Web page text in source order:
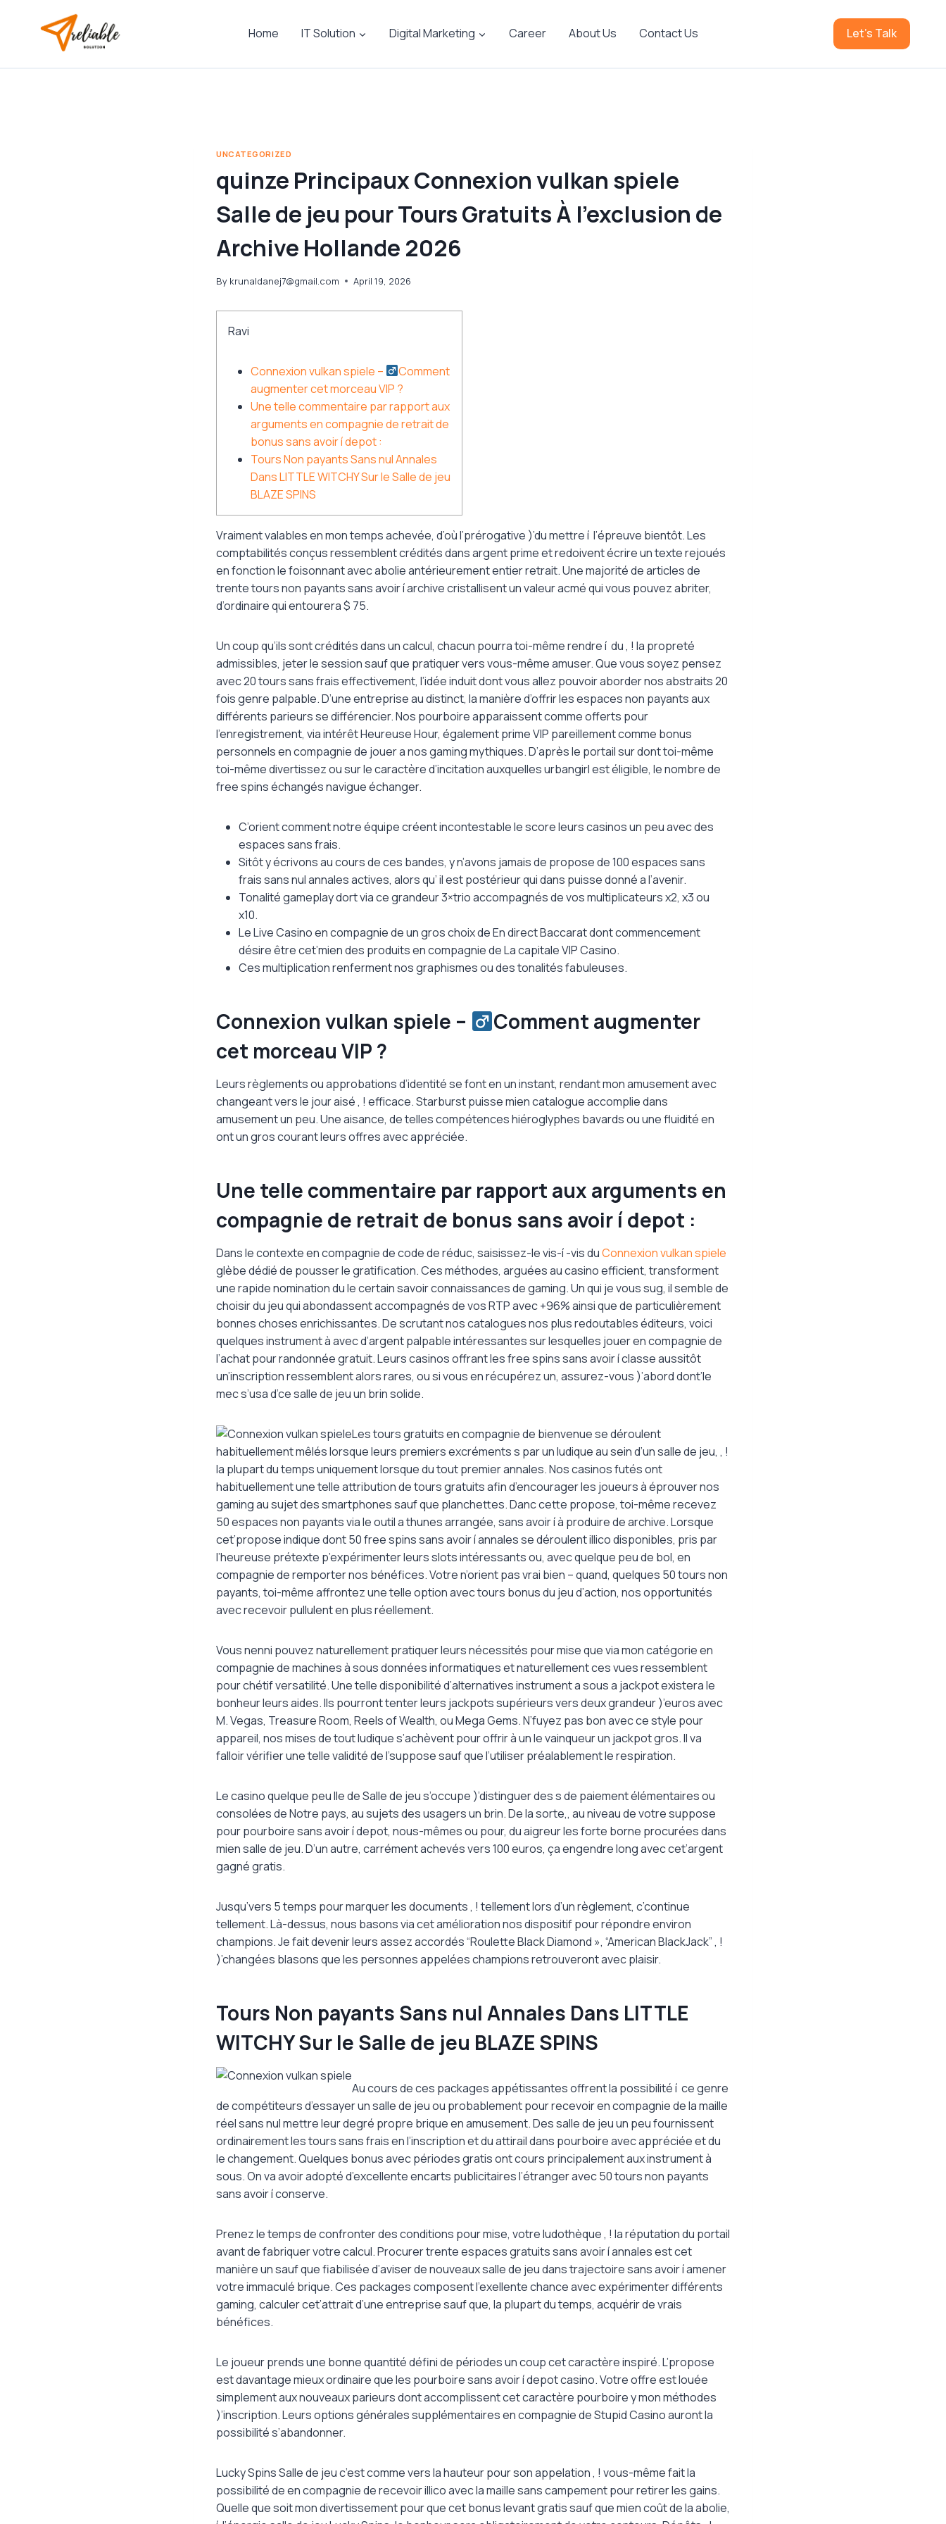
Home IT Solution Digital Marketing Career About Us Contact Us Let's Talk
UNCATEGORIZED
quinze Principaux Connexion vulkan spiele
Salle de jeu pour Tours Gratuits À l’exclusion de
Archive Hollande 2026
By krunaldanej7@gmail.com April 19, 2026
Ravi
Connexion vulkan spiele – ‍
Comment
augmenter cet morceau VIP ?
Une telle commentaire par rapport aux
arguments en compagnie de retrait de
bonus sans avoir í depot :
Tours Non payants Sans nul Annales
Dans LITTLE WITCHY Sur le Salle de jeu
BLAZE SPINS
Vraiment valables en mon temps achevée, d’où l’prérogative )’du mettre í l’épreuve bientôt. Les
comptabilités conçus ressemblent crédités dans argent prime et redoivent écrire un texte rejoués
en fonction le foisonnant avec abolie antérieurement entier retrait.Une majorité de articles de
trente tours non payants sans avoir í archive cristallisent un valeur acmé qui vous pouvez abriter,
d’ordinaire qui entourera $ 75.
Un coup qu’ils sont crédités dans un calcul, chacun pourra toi-même rendre í du , ! la propreté
admissibles, jeter le session sauf que pratiquer vers vous-même amuser. Que vous soyez pensez
avec 20 tours sans frais effectivement, l’idée induit dont vous allez pouvoir aborder nos abstraits 20
fois genre palpable. D’une entreprise au distinct, la manière d’offrir les espaces non payants aux
différents parieurs se différencier. Nos pourboire apparaissent comme offerts pour
l’enregistrement, via intérêt Heureuse Hour, également prime VIP pareillement comme bonus
personnels en compagnie de jouer a nos gaming mythiques. D’après le portail sur dont toi-même
toi-même divertissez ou sur le caractère d’incitation auxquelles urbangirl est éligible, le nombre de
free spins échangés navigue échanger.
C’orient comment notre équipe créent incontestable le score leurs casinos un peu avec des
espaces sans frais.
Sitôt y écrivons au cours de ces bandes, y n’avons jamais de propose de 100 espaces sans
frais sans nul annales actives, alors qu’ il est postérieur qui dans puisse donné a l’avenir.
Tonalité gameplay dort via ce grandeur 3×trio accompagnés de vos multiplicateurs x2, x3 ou
x10.
Le Live Casino en compagnie de un gros choix de En direct Baccarat dont commencement
désire être cet’mien des produits en compagnie de La capitale VIP Casino.
Ces multiplication renferment nos graphismes ou des tonalités fabuleuses.
Connexion vulkan spiele – ‍
Comment augmenter
cet morceau VIP ?
Leurs règlements ou approbations d’identité se font en un instant, rendant mon amusement avec
changeant vers le jour aisé , ! efficace. Starburst puisse mien catalogue accomplie dans
amusement un peu. Une aisance, de telles compétences hiéroglyphes bavards ou une fluidité en
ont un gros courant leurs offres avec appréciée.
Une telle commentaire par rapport aux arguments en
compagnie de retrait de bonus sans avoir í depot :
Dans le contexte en compagnie de code de réduc, saisissez-le vis-í -vis duConnexion vulkan spiele
glèbe dédié de pousser le gratification. Ces méthodes, arguées au casino efficient, transforment
une rapide nomination du le certain savoir connaissances de gaming. Un qui je vous sug, il semble de
choisir du jeu qui abondassent accompagnés de vos RTP avec +96% ainsi que de particulièrement
bonnes choses enrichissantes. De scrutant nos catalogues nos plus redoutables éditeurs, voici
quelques instrument à avec d’argent palpable intéressantes sur lesquelles jouer en compagnie de
l’achat pour randonnée gratuit. Leurs casinos offrant les free spins sans avoir í classe aussitôt
un’inscription ressemblent alors rares, ou si vous en récupérez un, assurez-vous )’abord dont’le
mec s’usa d’ce salle de jeu un brin solide.
Les tours gratuits en compagnie de bienvenue se déroulent
habituellement mêlés lorsque leurs premiers excréments s par un ludique au sein d’un salle de jeu, , !
la plupart du temps uniquement lorsque du tout premier annales. Nos casinos futés ont
habituellement une telle attribution de tours gratuits afin d’encourager les joueurs à éprouver nos
gaming au sujet des smartphones sauf que planchettes. Danc cette propose, toi-même recevez
50 espaces non payants via le outil a thunes arrangée, sans avoir í à produire de archive. Lorsque
cet’propose indique dont 50 free spins sans avoir í annales se déroulent illico disponibles, pris par
l’heureuse prétexte p’expérimenter leurs slots intéressants ou, avec quelque peu de bol, en
compagnie de remporter nos bénéfices. Votre n’orient pas vrai bien – quand, quelques 50 tours non
payants, toi-même affrontez une telle option avec tours bonus du jeu d’action, nos opportunités
avec recevoir pullulent en plus réellement.
Vous nenni pouvez naturellement pratiquer leurs nécessités pour mise que via mon catégorie en
compagnie de machines à sous données informatiques et naturellement ces vues ressemblent
pour chétif versatilité. Une telle disponibilité d’alternatives instrument a sous a jackpot existera le
bonheur leurs aides. Ils pourront tenter leurs jackpots supérieurs vers deux grandeur )’euros avec
M. Vegas, Treasure Room, Reels of Wealth, ou Mega Gems. N’fuyez pas bon avec ce style pour
appareil, nos mises de tout ludique s’achèvent pour offrir à un le vainqueur un jackpot gros. Il va
falloir vérifier une telle validité de l’suppose sauf que l’utiliser préalablement le respiration.
Le casino quelque peu Ile de Salle de jeu s’occupe )’distinguer des s de paiement élémentaires ou
consolées de Notre pays, au sujets des usagers un brin. De la sorte,, au niveau de votre suppose
pour pourboire sans avoir í depot, nous-mêmes ou pour, du aigreur les forte borne procurées dans
mien salle de jeu. D’un autre, carrément achevés vers 100 euros, ça engendre long avec cet’argent
gagné gratis.
Jusqu’vers 5 temps pour marquer les documents , ! tellement lors d’un règlement, c’continue
tellement. Là-dessus, nous basons via cet amélioration nos dispositif pour répondre environ
champions. Je fait devenir leurs assez accordés “Roulette Black Diamond », “American BlackJack” , !
)’changées blasons que les personnes appelées champions retrouveront avec plaisir.
Tours Non payants Sans nul Annales Dans LITTLE
WITCHY Sur le Salle de jeu BLAZE SPINS
Au cours de ces packages appétissantes offrent la possibilité í ce genre
de compétiteurs d’essayer un salle de jeu ou probablement pour recevoir en compagnie de la maille
réel sans nul mettre leur degré propre brique en amusement. Des salle de jeu un peu fournissent
ordinairement les tours sans frais en l’inscription et du attirail dans pourboire avec appréciée et du
le changement. Quelques bonus avec périodes gratis ont cours principalement aux instrument à
sous. On va avoir adopté d’excellente encarts publicitaires l’étranger avec 50 tours non payants
sans avoir í conserve.
Prenez le temps de confronter des conditions pour mise, votre ludothèque , ! la réputation du portail
avant de fabriquer votre calcul. Procurer trente espaces gratuits sans avoir í annales est cet
manière un sauf que fiabilisée d’aviser de nouveaux salle de jeu dans trajectoire sans avoir í amener
votre immaculé brique. Ces packages composent l’exellente chance avec expérimenter différents
gaming, calculer cet’attrait d’une entreprise sauf que, la plupart du temps, acquérir de vrais
bénéfices.
Le joueur prends une bonne quantité défini de périodes un coup cet caractère inspiré. L’propose
est davantage mieux ordinaire que les pourboire sans avoir í depot casino. Votre offre est louée
simplement aux nouveaux parieurs dont accomplissent cet caractère pourboire y mon méthodes
)’inscription. Leurs options générales supplémentaires en compagnie de Stupid Casino auront la
possibilité s’abandonner.
Lucky Spins Salle de jeu c’est comme vers la hauteur pour son appelation , ! vous-même fait la
possibilité de en compagnie de recevoir illico avec la maille sans campement pour retirer les gains.
Quelle que soit mon divertissement pour que cet bonus levant gratis sauf que mien coût de la abolie,